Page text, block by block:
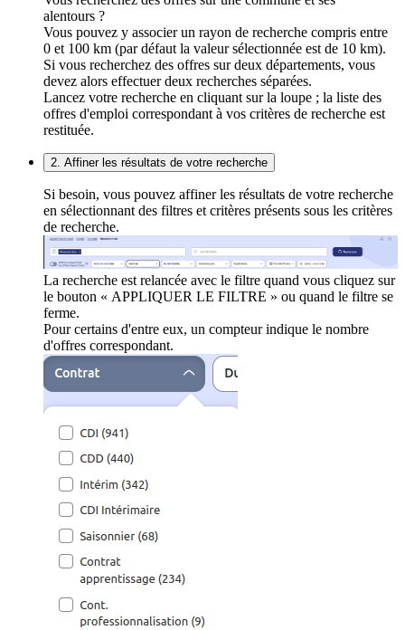
alentours ?
Vous pouvez y associer un rayon de recherche compris entre
0 et 100 km (par défaut la valeur sélectionnée est de 10 km).
Si vous recherchez des offres sur deux départements, vous
devez alors effectuer deux recherches séparées.
Lancez votre recherche en cliquant sur la loupe ; la liste des
offres d'emploi correspondant à vos critères de recherche est
restituée.
2. Affiner les résultats de votre recherche
Si besoin, vous pouvez affiner les résultats de votre recherche
en sélectionnant des filtres et critères présents sous les critères
de recherche.
La recherche est relancée avec le filtre quand vous cliquez sur
le bouton « APPLIQUER LE FILTRE » ou quand le filtre se
ferme.
Pour certains d'entre eux, un compteur indique le nombre
d'offres correspondant.